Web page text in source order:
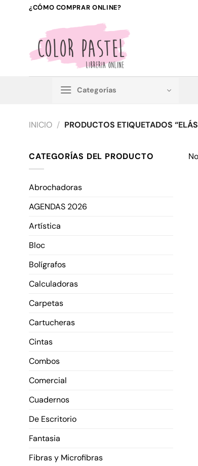
¿CÓMO COMPRAR ONLINE?
Categorías
INICIO / PRODUCTOS ETIQUETADOS
CATEGORÍAS DEL PRODUCTO
Abrochadoras
AGENDAS 2026
Artística
Bloc
Bolígrafos
Calculadoras
Carpetas
Cartucheras
Cintas
Combos
Comercial
Cuadernos
De Escritorio
Fantasia
Fibras y Microfibras